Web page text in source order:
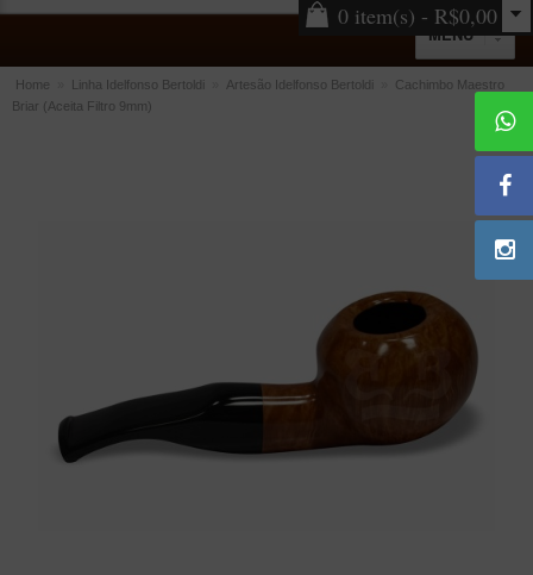
0 item(s) - R$0,00
MENU
ACESSÓRIOS
Limpadores para Cachimbo
Bolsas para Cachimbo
Cinzeiros
Home Linha Idelfonso Bertoldi Artesão Idelfonso Bertoldi
Cachimbo Maestro
Briar (Aceita Filtro 9mm)